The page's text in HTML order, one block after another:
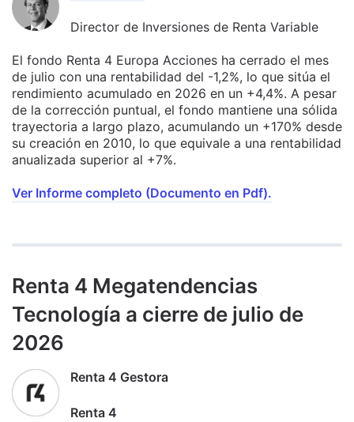
Director de Inversiones de Renta Variable
El fondo Renta 4 Europa Acciones ha cerrado el mes
de julio con una rentabilidad del -1,2%, lo que sitúa el
rendimiento acumulado en 2026 en un +4,4%. A pesar
de la corrección puntual, el fondo mantiene una sólida
trayectoria a largo plazo, acumulando un +170% desde
su creación en 2010, lo que equivale a una rentabilidad
anualizada superior al +7%.
Ver Informe completo (Documento en Pdf).
Renta 4 Megatendencias
Tecnología a cierre de julio de
2026
Renta 4 Gestora
Renta 4